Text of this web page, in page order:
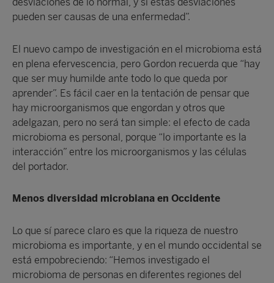
pueden ser causas de una enfermedad”.
El nuevo campo de investigación en el microbioma está
en plena efervescencia, pero Gordon recuerda que “hay
que ser muy humilde ante todo lo que queda por
aprender”. Es fácil caer en la tentación de pensar que
hay microorganismos que engordan y otros que
adelgazan, pero no será tan simple: el efecto de cada
microbioma es personal, porque “lo importante es la
interacción” entre los microorganismos y las células
del portador.
Menos diversidad microbiana en Occidente
Lo que sí parece claro es que la riqueza de nuestro
microbioma es importante, y en el mundo occidental se
está empobreciendo: “Hemos investigado el
microbioma de personas en diferentes regiones del